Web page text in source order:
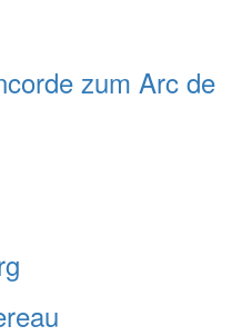
zum Arc de